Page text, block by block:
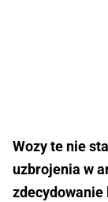
Wozy te nie
uzbrojenia w